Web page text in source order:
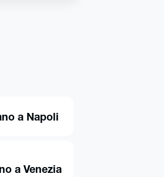
a Napoli
a Venezia